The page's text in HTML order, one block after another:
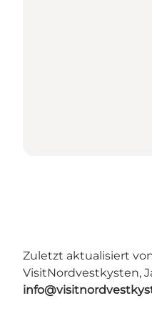
Zuletzt aktualisiert
VisitNordvestkysten,